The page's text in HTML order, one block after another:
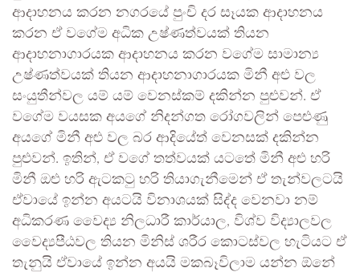
ආදාහනය කරන නගරයේ පුංචි දර සෑයක ආදාහනය
කරන ඒ වගේම අධික උෂ්ණත්වයක් තියන
ආදාහනාගාරයක ආදාහනය කරන වගේම සාමාන්‍ය
උෂ්ණත්වයක් තියන ආදාහනාගාරයක මිනී අළු වල
සංයුතීන්වල යම් යම් වෙනස්කම් දකින්න පුළුවන්. ඒ
වගේම වයසක අයගේ නිදන්ගත රෝගවලින් පෙළුණු
අයගේ මිනී අළු වල බර ආදියේත් වෙනසක් දකින්න
පුළුවන්. ඉතින්, ඒ වගේ තත්වයක් යටතේ මිනී අළු හරි
මිනී ඔළු හරි ඇටකටු හරි තියාගැනීමෙන් ඒ තැන්වලටයි
ඒවායේ ඉන්න අයටයි විනාශයක් සිද්ද වෙනවා නම්
අධිකරණ වෛද්‍ය නිලධාරී කාර්යාල, විශ්ව විද්‍යාලවල
වෛද්‍යපීඨවල තියන මිනිස් ශරීර කොටස්වල හැටියට ඒ
තැනුයි ඒවායේ ඉන්න අයයි මකබෑවිලාම යන්න ඕනේ